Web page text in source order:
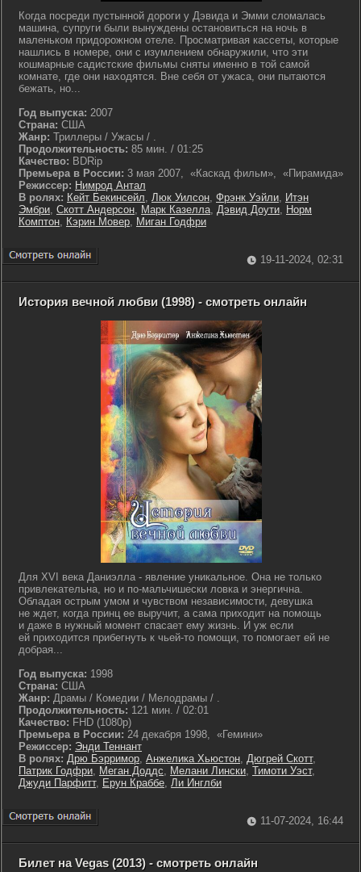
Когда посреди пустынной дороги у Дэвида и Эмми сломалась
машина, супруги были вынуждены остановиться на ночь в
маленьком придорожном отеле. Просматривая кассеты, которые
нашлись в номере, они с изумлением обнаружили, что эти
кошмарные садистские фильмы сняты именно в той самой
комнате, где они находятся. Вне себя от ужаса, они пытаются
бежать, но...
Год выпуска: 2007
Страна: США
Жанр: Триллеры / Ужасы / .
Продолжительность: 85 мин. / 01:25
Качество: BDRip
Премьера в России: 3 мая 2007, «Каскад фильм», «Пирамида»
Режиссер: Нимрод Антал
В ролях: Кейт Бекинсейл, Люк Уилсон, Фрэнк Уэйли, Итэн
Эмбри, Скотт Андерсон, Марк Казелла, Дэвид Доути, Норм
Комптон, Кэрин Мовер, Миган Годфри
19-11-2024, 02:31
История вечной любви (1998) - смотреть онлайн
Для XVI века Даниэлла - явление уникальное. Она не только
привлекательна, но и по-мальчишески ловка и энергична.
Обладая острым умом и чувством независимости, девушка
не ждет, когда принц ее выручит, а сама приходит на помощь
и даже в нужный момент спасает ему жизнь. И уж если
ей приходится прибегнуть к чьей-то помощи, то помогает ей не
добрая...
Год выпуска: 1998
Страна: США
Жанр: Драмы / Комедии / Мелодрамы / .
Продолжительность: 121 мин. / 02:01
Качество: FHD (1080p)
Премьера в России: 24 декабря 1998, «Гемини»
Режиссер: Энди Теннант
В ролях: Дрю Бэрримор, Анжелика Хьюстон, Дюгрей Скотт,
Патрик Годфри, Меган Доддс, Мелани Лински, Тимоти Уэст,
Джуди Парфитт, Ерун Краббе, Ли Инглби
11-07-2024, 16:44
Билет на Vegas (2013) - смотреть онлайн